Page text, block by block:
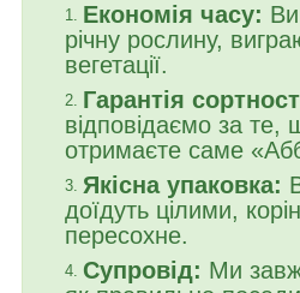
Економія часу:
річну рослину,
вегетації.
Гарантія
відповідаємо за те,
отримаєте саме
Якісна упаковка:
доїдуть цілими,
пересохне.
Супровід: Ми